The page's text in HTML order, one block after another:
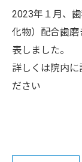
2023年１月、
化物）配合歯
表しました。
詳しくは院内に
ださい